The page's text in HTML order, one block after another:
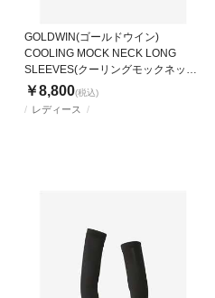
レディース
GOLDWIN(ゴールドウイン)
COOLING MOCK NECK LONG
SLEEVES(クーリングモックネック
ロングスリーブ)
￥8,800(税込)